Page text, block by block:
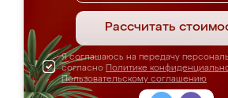
Рассчитать
Я соглашаюсь на передачу
согласно Политике
Пользовательскому соглашению